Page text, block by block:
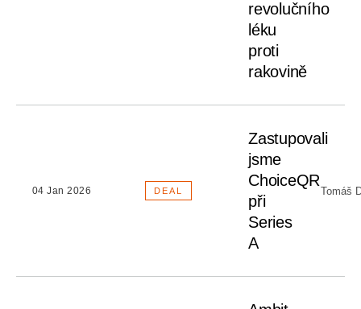
revolučního
léku
proti
rakovině
04 Jan 2026 DEAL
Zastupovali
jsme
ChoiceQR
při
Series
A
Tomáš